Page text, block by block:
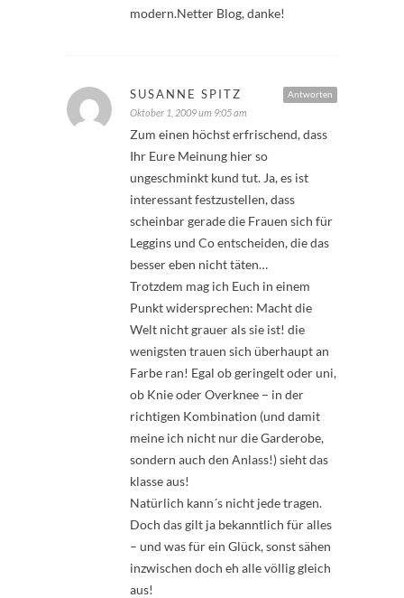
modern.Netter Blog, danke!
Antworten
SUSANNE SPITZ
Oktober 1, 2009 um 9:05 am
Zum einen höchst erfrischend, dass
Ihr Eure Meinung hier so
ungeschminkt kund tut. Ja, es ist
interessant festzustellen, dass
scheinbar gerade die Frauen sich für
Leggins und Co entscheiden, die das
besser eben nicht täten…
Trotzdem mag ich Euch in einem
Punkt widersprechen: Macht die
Welt nicht grauer als sie ist! die
wenigsten trauen sich überhaupt an
Farbe ran! Egal ob geringelt oder uni,
ob Knie oder Overknee – in der
richtigen Kombination (und damit
meine ich nicht nur die Garderobe,
sondern auch den Anlass!) sieht das
klasse aus!
Natürlich kann´s nicht jede tragen.
Doch das gilt ja bekanntlich für alles
– und was für ein Glück, sonst sähen
inzwischen doch eh alle völlig gleich
aus!